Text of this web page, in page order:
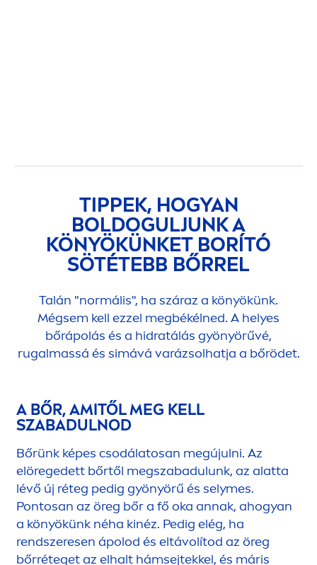
TIPPEK, HOGYAN
BOLDOGULJUNK A
KÖNYÖKÜNKET BORÍTÓ
SÖTÉTEBB BŐRREL
Talán "normális", ha száraz a könyökünk.
Mégsem kell ezzel megbékélned. A helyes
bőrápolás és a hidratálás gyönyörűvé,
rugalmassá és simává varázsolhatja a bőrödet.
A BŐR, AMITŐL MEG KELL
SZABADULNOD
Bőrünk képes csodálatosan megújulni. Az
elöregedett bőrtől megszabadulunk, az alatta
lévő új réteg pedig gyönyörű és selymes.
Pontosan az öreg bőr a fő oka annak, ahogyan
a könyökünk néha kinéz. Pedig elég, ha
rendszeresen ápolod és eltávolítod az öreg
bőrréteget az elhalt hámsejtekkel, és máris